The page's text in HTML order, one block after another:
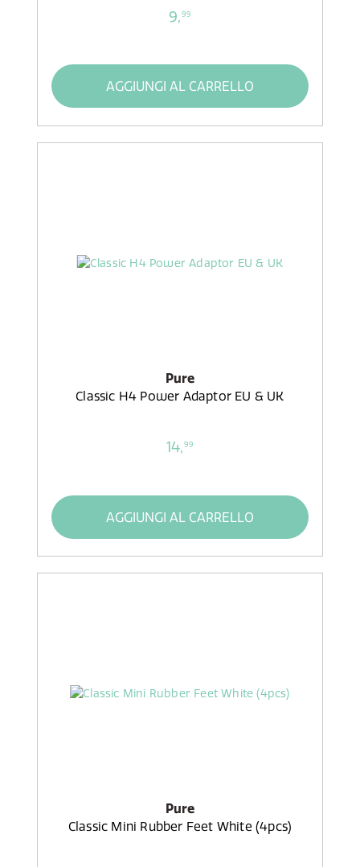
9,99
AGGIUNGI AL CARRELLO
Pure
Classic H4 Power Adaptor EU & UK
14,99
AGGIUNGI AL CARRELLO
Pure
Classic Mini Rubber Feet White (4pcs)